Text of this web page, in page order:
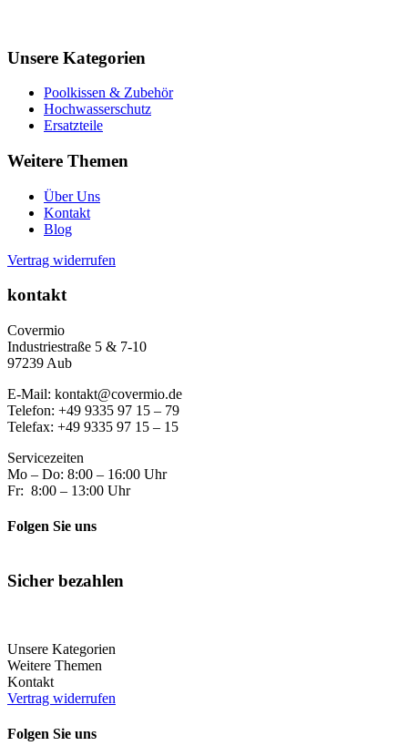
Unsere Kategorien
Poolkissen & Zubehör
Hochwasserschutz
Ersatzteile
Weitere Themen
Über Uns
Kontakt
Blog
Vertrag widerrufen
kontakt
Covermio
Industriestraße 5 & 7-10
97239 Aub
E-Mail: kontakt@covermio.de
Telefon: +49 9335 97 15 – 79
Telefax: +49 9335 97 15 – 15
Servicezeiten
Mo – Do: 8:00 – 16:00 Uhr
Fr: 8:00 – 13:00 Uhr
Folgen Sie uns
Sicher bezahlen
Unsere Kategorien
Weitere Themen
Kontakt
Vertrag widerrufen
Folgen Sie uns